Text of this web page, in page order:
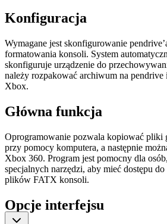
Konfiguracja
Wymagane jest skonfigurowanie
formatowania konsoli. System
skonfiguruje urządzenie do
należy rozpakować archiwum na
Xbox.
Główna funkcja
Oprogramowanie pozwala kopiować pliki
przy pomocy komputera, a następnie
Xbox 360. Program jest pomocny dla
specjalnych narzędzi, aby mieć dostępu
plików FATX konsoli.
Opcje interfejsu